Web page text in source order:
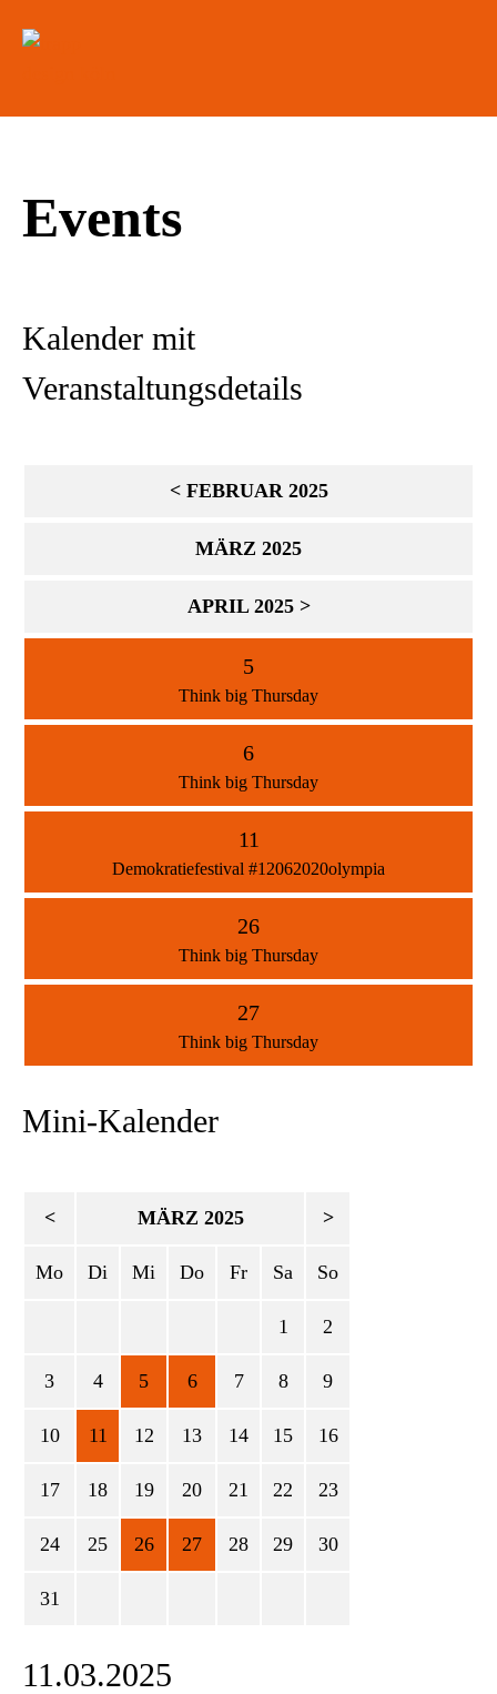
Events
Kalender mit
Veranstaltungsdetails
< FEBRUAR 2025
MÄRZ 2025
APRIL 2025 >
5
Think big Thursday
6
Think big Thursday
11
Demokratiefestival #12062020olympia
26
Think big Thursday
27
Think big Thursday
Mini-Kalender
< MÄRZ 2025 >
Mo Di Mi Do Fr Sa So
1 2
3 4 5 6 7 8 9
10 11 12 13 14 15 16
17 18 19 20 21 22 23
24 25 26 27 28 29 30
31
11.03.2025